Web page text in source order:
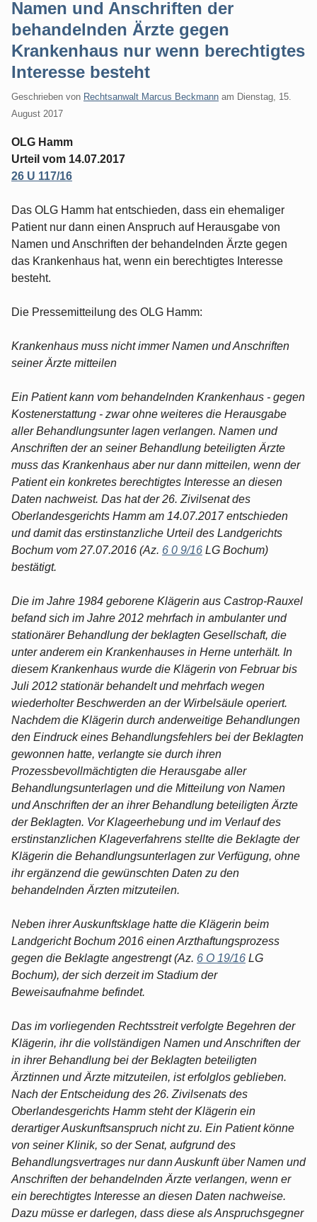
Namen und Anschriften der
behandelnden Ärzte gegen
Krankenhaus nur wenn berechtigtes
Interesse besteht
Geschrieben von Rechtsanwalt Marcus Beckmann am Dienstag, 15.
August 2017
OLG Hamm
Urteil vom 14.07.2017
26 U 117/16
Das OLG Hamm hat entschieden, dass ein ehemaliger
Patient nur dann einen Anspruch auf Herausgabe von
Namen und Anschriften der behandelnden Ärzte gegen
das Krankenhaus hat, wenn ein berechtigtes Interesse
besteht.
Die Pressemitteilung des OLG Hamm:
Krankenhaus muss nicht immer Namen und Anschriften
seiner Ärzte mitteilen
Ein Patient kann vom behandelnden Krankenhaus - gegen
Kostenerstattung - zwar ohne weiteres die Herausgabe
aller Behandlungsunter lagen verlangen. Namen und
Anschriften der an seiner Behandlung beteiligten Ärzte
muss das Krankenhaus aber nur dann mitteilen, wenn der
Patient ein konkretes berechtigtes Interesse an diesen
Daten nachweist. Das hat der 26. Zivilsenat des
Oberlandesgerichts Hamm am 14.07.2017 entschieden
und damit das erstinstanzliche Urteil des Landgerichts
Bochum vom 27.07.2016 (Az. 6 0 9/16 LG Bochum)
bestätigt.
Die im Jahre 1984 geborene Klägerin aus Castrop-Rauxel
befand sich im Jahre 2012 mehrfach in ambulanter und
stationärer Behandlung der beklagten Gesellschaft, die
unter anderem ein Krankenhauses in Herne unterhält. In
diesem Krankenhaus wurde die Klägerin von Februar bis
Juli 2012 stationär behandelt und mehrfach wegen
wiederholter Beschwerden an der Wirbelsäule operiert.
Nachdem die Klägerin durch anderweitige Behandlungen
den Eindruck eines Behandlungsfehlers bei der Beklagten
gewonnen hatte, verlangte sie durch ihren
Prozessbevollmächtigten die Herausgabe aller
Behandlungsunterlagen und die Mitteilung von Namen
und Anschriften der an ihrer Behandlung beteiligten Ärzte
der Beklagten. Vor Klageerhebung und im Verlauf des
erstinstanzlichen Klageverfahrens stellte die Beklagte der
Klägerin die Behandlungsunterlagen zur Verfügung, ohne
ihr ergänzend die gewünschten Daten zu den
behandelnden Ärzten mitzuteilen.
Neben ihrer Auskunftsklage hatte die Klägerin beim
Landgericht Bochum 2016 einen Arzthaftungsprozess
gegen die Beklagte angestrengt (Az. 6 O 19/16 LG
Bochum), der sich derzeit im Stadium der
Beweisaufnahme befindet.
Das im vorliegenden Rechtsstreit verfolgte Begehren der
Klägerin, ihr die vollständigen Namen und Anschriften der
in ihrer Behandlung bei der Beklagten beteiligten
Ärztinnen und Ärzte mitzuteilen, ist erfolglos geblieben.
Nach der Entscheidung des 26. Zivilsenats des
Oberlandesgerichts Hamm steht der Klägerin ein
derartiger Auskunftsanspruch nicht zu. Ein Patient könne
von seiner Klinik, so der Senat, aufgrund des
Behandlungsvertrages nur dann Auskunft über Namen und
Anschriften der behandelnden Ärzte verlangen, wenn er
ein berechtigtes Interesse an diesen Daten nachweise.
Dazu müsse er darlegen, dass diese als Anspruchsgegner